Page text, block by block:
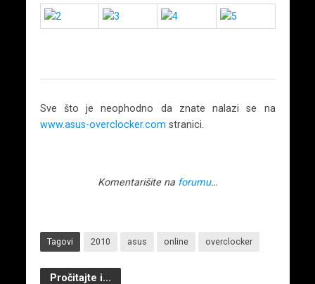
Sve što je neophodno da znate nalazi se na
www.asus-overclocker.com stranici.
Komentarišite na forumu…
Tagovi 2010 asus online overclocker
Pročitajte i...